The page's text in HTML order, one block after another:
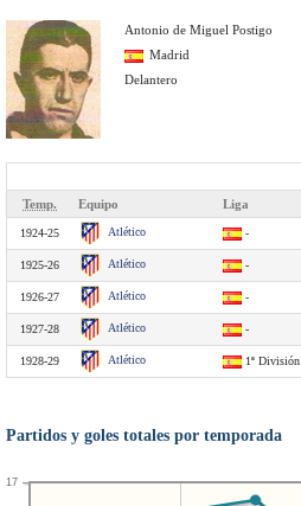
Antonio de Miguel Postigo
Madrid
Delantero
Temp.
Equipo Liga
1924-25 Atlético -
1925-26 Atlético -
1926-27 Atlético -
1927-28 Atlético -
1928-29 Atlético 1ª División
Partidos y goles totales por temporada
17